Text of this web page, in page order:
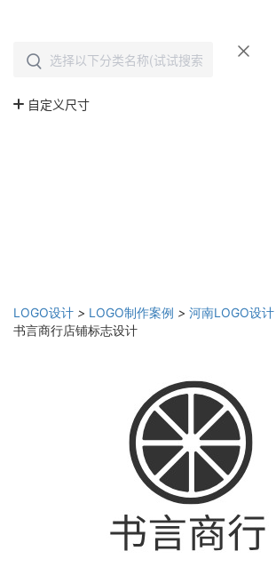
LOGO设计 > LOGO制作案例 > 河南LOGO设计
书言商行店铺标志设计